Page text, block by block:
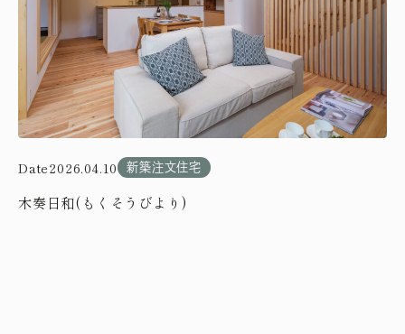
Date2026.04.10 新築注文住宅
木奏日和(もくそうびより)